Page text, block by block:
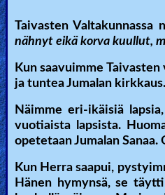
Taivasten
nähnyt eikä korva kuullut,
Kun saavuimme
ja tuntea Jumalan
Näimme eri-ikäisiä
vuotiaista lapsista.
opetetaan Jumalan
Kun Herra saapui,
Hänen hymynsä, se